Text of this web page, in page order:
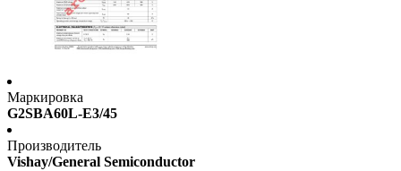
Маркировка
G2SBA60L-E3/45
Производитель
Vishay/General Semiconductor